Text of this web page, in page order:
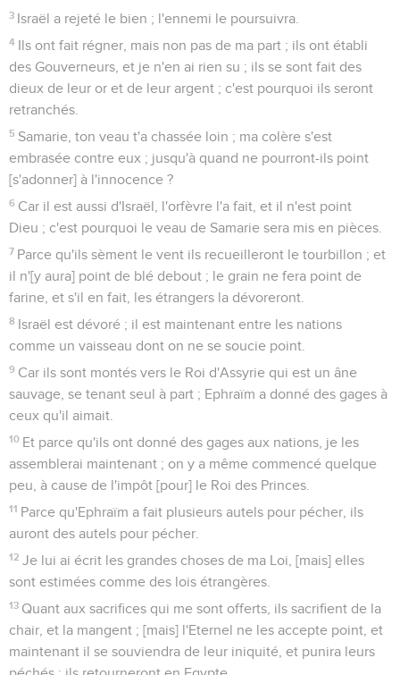
3 Israël a rejeté le bien ; l'ennemi le poursuivra.
4 Ils ont fait régner, mais non pas de ma part ; ils ont établi
des Gouverneurs, et je n'en ai rien su ; ils se sont fait des
dieux de leur or et de leur argent ; c'est pourquoi ils seront
retranchés.
5 Samarie, ton veau t'a chassée loin ; ma colère s'est
embrasée contre eux ; jusqu'à quand ne pourront-ils point
[s'adonner] à l'innocence ?
6 Car il est aussi d'Israël, l'orfèvre l'a fait, et il n'est point
Dieu ; c'est pourquoi le veau de Samarie sera mis en pièces.
7 Parce qu'ils sèment le vent ils recueilleront le tourbillon ; et
il n'[y aura] point de blé debout ; le grain ne fera point de
farine, et s'il en fait, les étrangers la dévoreront.
8 Israël est dévoré ; il est maintenant entre les nations
comme un vaisseau dont on ne se soucie point.
9 Car ils sont montés vers le Roi d'Assyrie qui est un âne
sauvage, se tenant seul à part ; Ephraïm a donné des gages à
ceux qu'il aimait.
10 Et parce qu'ils ont donné des gages aux nations, je les
assemblerai maintenant ; on y a même commencé quelque
peu, à cause de l'impôt [pour] le Roi des Princes.
11 Parce qu'Ephraïm a fait plusieurs autels pour pécher, ils
auront des autels pour pécher.
12 Je lui ai écrit les grandes choses de ma Loi, [mais] elles
sont estimées comme des lois étrangères.
13 Quant aux sacrifices qui me sont offerts, ils sacrifient de la
chair, et la mangent ; [mais] l'Eternel ne les accepte point, et
maintenant il se souviendra de leur iniquité, et punira leurs